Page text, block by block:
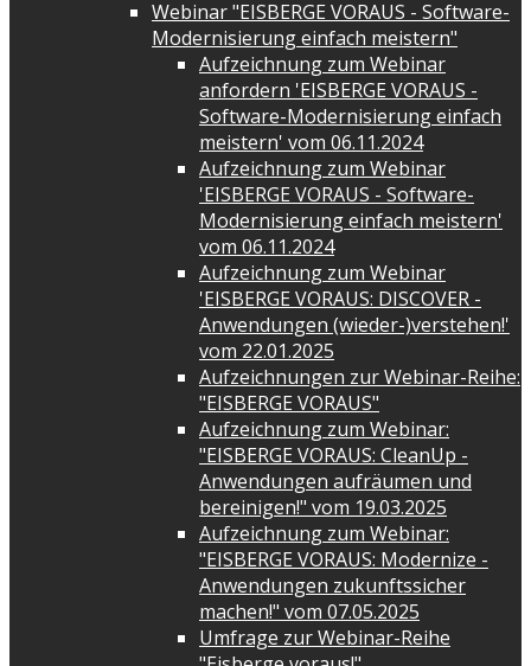
Webinar "EISBERGE VORAUS - Software-
Modernisierung einfach meistern"
Aufzeichnung zum Webinar
anfordern 'EISBERGE VORAUS -
Software-Modernisierung einfach
meistern' vom 06.11.2024
Aufzeichnung zum Webinar
'EISBERGE VORAUS - Software-
Modernisierung einfach meistern'
vom 06.11.2024
Aufzeichnung zum Webinar
'EISBERGE VORAUS: DISCOVER -
Anwendungen (wieder-)verstehen!'
vom 22.01.2025
Aufzeichnungen zur Webinar-Reihe:
"EISBERGE VORAUS"
Aufzeichnung zum Webinar:
"EISBERGE VORAUS: CleanUp -
Anwendungen aufräumen und
bereinigen!" vom 19.03.2025
Aufzeichnung zum Webinar:
"EISBERGE VORAUS: Modernize -
Anwendungen zukunftssicher
machen!" vom 07.05.2025
Umfrage zur Webinar-Reihe